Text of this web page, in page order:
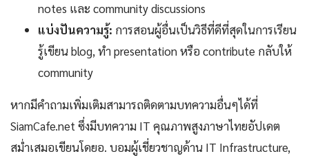
notes และ community discussions
แบ่งปันความรู้: การสอนผู้อื่นเป็นวิธีที่ดีที่สุดในการเรียน
รู้เขียน blog, ทำ presentation หรือ contribute กลับให้
community
หากมีคำถามเพิ่มเติมสามารถติดตามบทความอื่นๆได้ที่
SiamCafe.net ซึ่งมีบทความ IT คุณภาพสูงภาษาไทยอัปเดต
สม่ำเสมอเขียนโดยอ. บอมผู้เชี่ยวชาญด้าน IT Infrastructure,